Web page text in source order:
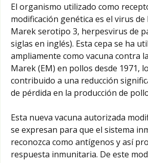
El organismo utilizado como
modificación genética es el virus
Marek serotipo 3, herpesvirus de
siglas en inglés). Esta cepa se ha
ampliamente como vacuna contra
Marek (EM) en pollos desde 1971,
contribuido a una reducción
de pérdida en la producción de
Esta nueva vacuna autorizada
se expresan para que el sistema
reconozca como antígenos y así
respuesta inmunitaria. De este